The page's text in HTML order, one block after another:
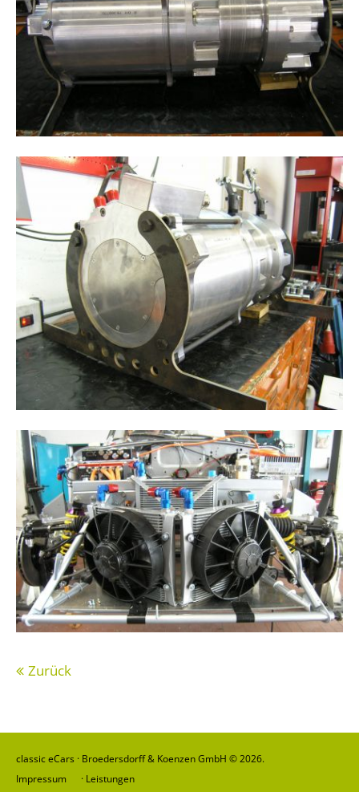
Have any questions?
+44 1234 567 890
Drop us a line
info@yourdomain.com
About us
Lorem ipsum dolor sit amet,
consectetuer adipiscing elit.
Aenean commodo ligula eget dolor. Aenean
massa. Cum sociis natoque penatibus et
magnis dis parturient montes, nascetur
ridiculus mus. Donec quam felis, ultricies nec.
Zurück
classic eCars · Broedersdorff & Koenzen GmbH © 2026.
Impressum
· Leistungen